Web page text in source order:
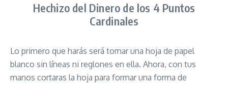
Hechizo del Dinero de los 4 Puntos
Cardinales
Lo primero que harás será tomar una hoja de papel
blanco sin líneas ni reglones en ella. Ahora, con tus
manos cortaras la hoja para formar una forma de